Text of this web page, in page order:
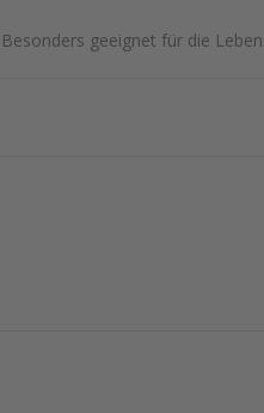
Besonders geeignet für die